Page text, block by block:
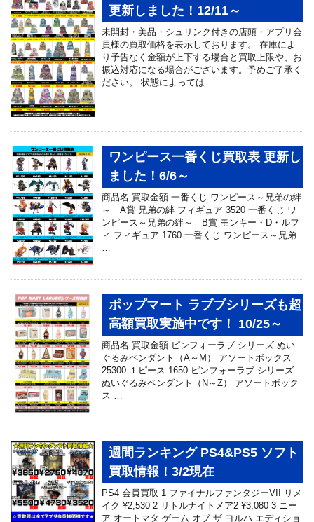
更新しました！12/11～
未開封・美品・シュリンク付きの店頭・アプリ会
員様の買取価格を表示しております。 在庫によ
り予告なく金額が上下する場合と買取上限や、お
振込対応になる場合がございます。予めご了承く
ださい。 状態によっては …
ワンピース一番くじ買取表 更新し
ました！6/6～
商品名 買取金額 一番くじ ワンピース～兄弟の絆
～ A賞 兄弟の絆 フィギュア 3520 一番くじ ワ
ンピース～兄弟の絆～ B賞 モンキー・D・ルフ
ィ フィギュア 1760 一番くじ ワンピース～兄弟
…
ポップマート ラブブシリーズも超
高額買取実施中です！ 10/25～
商品名 買取金額 ピンフォーラブ シリーズ ぬい
ぐるみペンダント（A～M） アソートボックス
25300 １ピース 1650 ピンフォーラブ シリーズ
ぬいぐるみペンダント（N～Z） アソートボック
ス …
週間ランキング PS4&PS5 ソフト
買取情報！3/2現在
PS4 会員買取 1 ファイナルファンタジーVII リメ
イク ¥2,530 2 リトルナイトメア2 ¥3,080 3 ニー
ア オートマタ ゲーム オブ ザ ヨルハ エディショ